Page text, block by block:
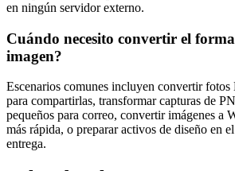
en ningún servidor externo.
Cuándo necesito convertir el
imagen?
Escenarios comunes incluyen convertir
para compartirlas, transformar capturas de
pequeños para correo, convertir imágenes a
más rápida, o preparar activos de diseño en
entrega.